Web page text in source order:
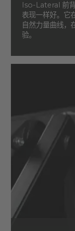
Iso-Lateral 前
表现一样好。它
自然力量曲线，
验。